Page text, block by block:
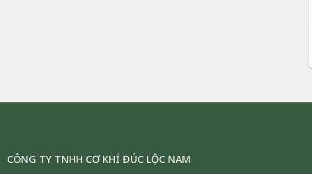
CÔNG TY TNHH CƠ KHÍ ĐÚC LỘC NAM